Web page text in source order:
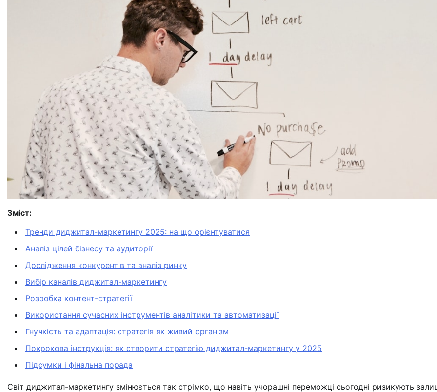
Зміст:
Тренди диджитал-маркетингу 2025: на що орієнтуватися
Аналіз цілей бізнесу та аудиторії
Дослідження конкурентів та аналіз ринку
Вибір каналів диджитал-маркетингу
Розробка контент-стратегії
Використання сучасних інструментів аналітики та автоматизації
Гнучкість та адаптація: стратегія як живий організм
Покрокова інструкція: як створити стратегію диджитал-маркетингу у 2025
Підсумки і фінальна порада
Світ диджитал-маркетингу змінюється так стрімко, що навіть учорашні переможці сьогодні ризикують